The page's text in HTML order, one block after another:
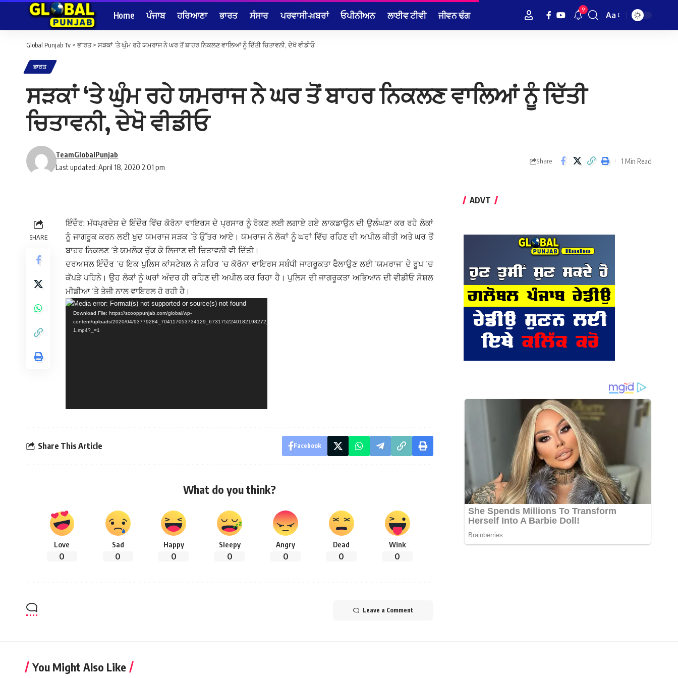
Home ਪੰਜਾਬ ਹਰਿਆਣਾ ਭਾਰਤ ਸੰਸਾਰ ਪਰਵਾਸੀ-ਖ਼ਬਰਾਂ ਓਪੀਨੀਅਨ ਲਾਈਵ ਟੀਵੀ ਜੀਵਨ ਢੰਗ 9
Font
Aa
Global Punjab Tv > ਭਾਰਤ> ਸੜਕਾਂ ‘ਤੇ ਘੁੰਮ ਰਹੇ ਯਮਰਾਜ ਨੇ ਘਰ ਤੋਂ ਬਾਹਰ ਨਿਕਲਣ ਵਾਲਿਆਂ ਨੂੰ ਦਿੱਤੀ ਚਿਤਾਵਨੀ, ਦੇਖੋ ਵੀਡੀਓ
ਭਾਰਤ
ਸੜਕਾਂ ‘ਤੇ ਘੁੰਮ ਰਹੇ ਯਮਰਾਜ ਨੇ ਘਰ ਤੋਂ ਬਾਹਰ ਨਿਕਲਣ ਵਾਲਿਆਂ ਨੂੰ ਦਿੱਤੀ
ਚਿਤਾਵਨੀ, ਦੇਖੋ ਵੀਡੀਓ
Last updated: April 18, 2020 2:01 pm
TeamGlobalPunjab
Share 1 Min Read
SHARE
ਇੰਦੌਰ: ਮੱਧਪ੍ਰਦੇਸ਼ ਦੇ ਇੰਦੌਰ ਵਿੱਚ ਕੋਰੋਨਾ ਵਾਇਰਸ ਦੇ ਪ੍ਰਸਾਰ ਨੂੰ ਰੋਕਣ ਲਈ ਲਗਾਏ ਗਏ ਲਾਕਡਾਉਨ ਦੀ ਉਲੰਘਣਾ ਕਰ ਰਹੇ ਲੋਕਾਂ
ਨੂੰ ਜਾਗਰੂਕ ਕਰਨ ਲਈ ਖੁਦ ਯਮਰਾਜ ਸੜਕ ‘ਤੇ ਉੱਤਰ ਆਏ। ਯਮਰਾਜ ਨੇ ਲੋਕਾਂ ਨੂੰ ਘਰਾਂ ਵਿੱਚ ਰਹਿਣ ਦੀ ਅਪੀਲ ਕੀਤੀ ਅਤੇ ਘਰ ਤੋਂ
ਬਾਹਰ ਨਿਕਲਣ ‘ਤੇ ਯਮਲੋਕ ਚੁੱਕ ਕੇ ਲਿਜਾਣ ਦੀ ਚਿਤਾਵਨੀ ਵੀ ਦਿੱਤੀ।
ਦਰਅਸਲ ਇੰਦੌਰ ‘ਚ ਇਕ ਪੁਲਿਸ ਕਾਂਸਟੇਬਲ ਨੇ ਸ਼ਹਿਰ ‘ਚ ਕੋਰੋਨਾ ਵਾਇਰਸ ਸਬੰਧੀ ਜਾਗਰੂਕਤਾ ਫੈਲਾਉਣ ਲਈ ‘ਯਮਰਾਜ’ ਦੇ ਰੂਪ ‘ਚ
ਕੱਪੜੇ ਪਹਿਨੇ। ਉਹ ਲੋਕਾਂ ਨੂੰ ਘਰਾਂ ਅੰਦਰ ਹੀ ਰਹਿਣ ਦੀ ਅਪੀਲ ਕਰ ਰਿਹਾ ਹੈ। ਪੁਲਿਸ ਦੀ ਜਾਗਰੂਕਤਾ ਅਭਿਆਨ ਦੀ ਵੀਡੀਓ ਸੋਸ਼ਲ
ਮੀਡੀਆ ‘ਤੇ ਤੇਜੀ ਨਾਲ ਵਾਇਰਲ ਹੋ ਰਹੀ ਹੈ।
Video
Player
Media error: Format(s) not supported or source(s) not found
Download File: https://scooppunjab.com/global/wp-
content/uploads/2020/04/93779284_704117053734129_6731752240182198272_n-
1.mp4?_=1
Share This Article Facebook
What do you think?
Love
0
Sad
0
Happy
0
Sleepy
0
Angry
0
Dead
0
Wink
0
Leave a Comment
ADVT
You Might Also Like